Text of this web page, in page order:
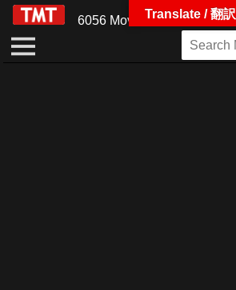
6056 MoviesTranslate / 翻訳